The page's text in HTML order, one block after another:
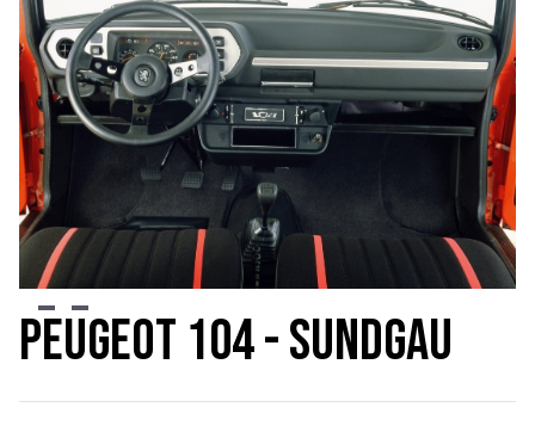
Peugeot 104 - Sundgau